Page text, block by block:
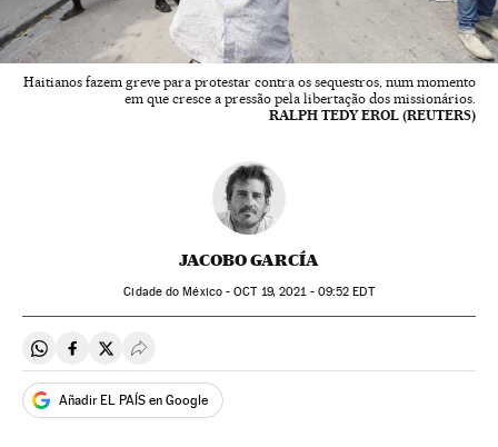
Haitianos fazem greve para protestar contra os sequestros, num momento
em que cresce a pressão pela libertação dos missionários.
RALPH TEDY EROL (REUTERS)
JACOBO GARCÍA
Cidade do México -OCT19, 2021 - 09:52 EDT
Compartir en Whatsapp
Compartir en Facebook
Compartir en Twitter
Desplegar Redes Sociales
Añadir EL PAÍS en Google